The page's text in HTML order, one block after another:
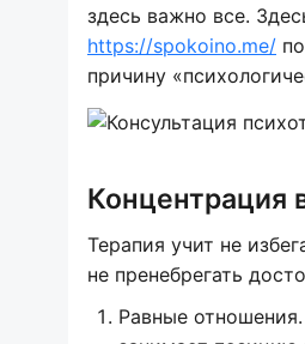
здесь важно все.
https://spokoino.me/
причину
Концентрация
Терапия учит не
не пренебрегать
Равные